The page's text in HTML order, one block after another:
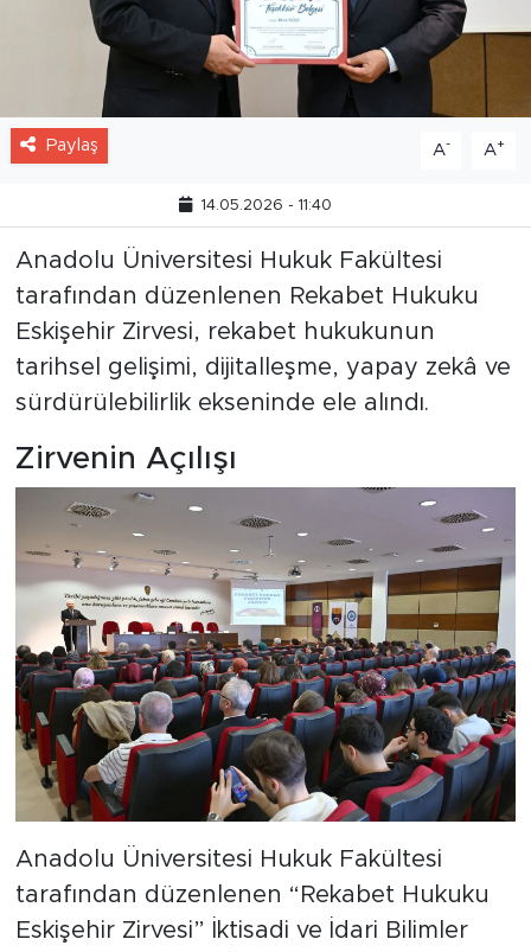
Paylaş A- A+
14.05.2026 - 11:40
Anadolu Üniversitesi Hukuk Fakültesi
tarafından düzenlenen Rekabet Hukuku
Eskişehir Zirvesi, rekabet hukukunun
tarihsel gelişimi, dijitalleşme, yapay zekâ ve
sürdürülebilirlik ekseninde ele alındı.
Zirvenin Açılışı
Anadolu Üniversitesi Hukuk Fakültesi
tarafından düzenlenen “Rekabet Hukuku
Eskişehir Zirvesi” İktisadi ve İdari Bilimler